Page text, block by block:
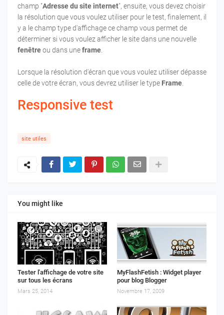
champ "Adresse du site internet", ensuite, vous devez choisir
la résolution que vous voulez utiliser pour le test, finalement, il
y a le champ type d'affichage ce champ vous permet de
déterminer si vous voulez afficher le site dans une nouvelle
fenêtreou dans uneframe
Lorsque la résolution d'écran que vous voulez utiliser dépasse
celle de votre écran, vous devrez utiliser le type Frame
Responsive test
site utiles
You might like
Tester l'affichage de votre site
sur tous les écrans
Mars 25, 2014
MyFlashFetish : Widget player
pour blog Blogger
Novembre 17, 2009